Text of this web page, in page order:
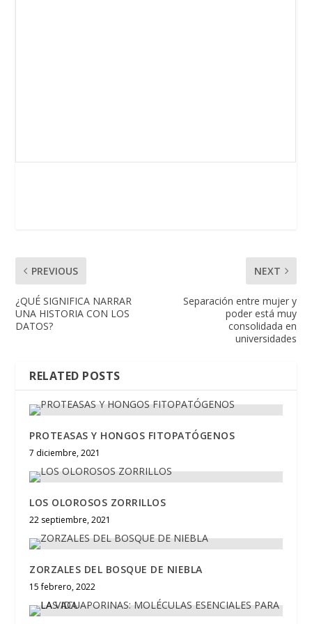
PREVIOUS
¿QUÉ SIGNIFICA NARRAR
UNA HISTORIA CON LOS
DATOS?
NEXT
Separación entre mujer y
poder está muy
consolidada en
universidades
RELATED POSTS
PROTEASAS Y HONGOS FITOPATÓGENOS
7 diciembre, 2021
LOS OLOROSOS ZORRILLOS
22 septiembre, 2021
ZORZALES DEL BOSQUE DE NIEBLA
15 febrero, 2022